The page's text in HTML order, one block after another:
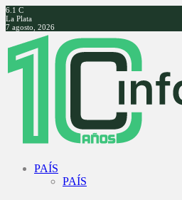
6.1 C
La Plata
7 agosto, 2026
Facebook
Twitter
Instagram
Youtube
PAÍS
PAÍS